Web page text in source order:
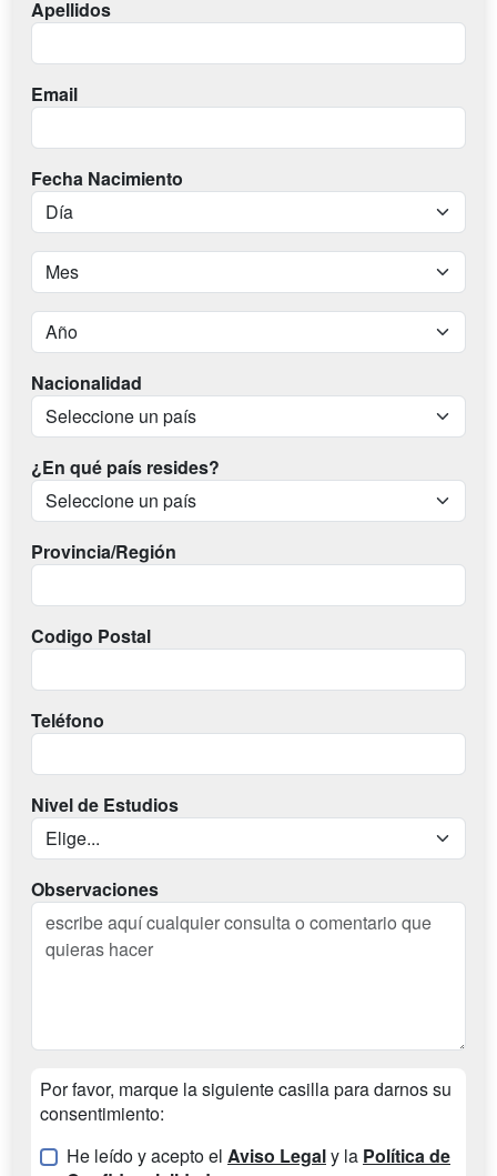
Apellidos
Email
Fecha Nacimiento
Nacionalidad
¿En qué país resides?
Provincia/Región
Codigo Postal
Teléfono
Nivel de Estudios
Observaciones
Por favor, marque la siguiente casilla para darnos su
consentimiento:
He leído y acepto el Aviso Legaly la Política de